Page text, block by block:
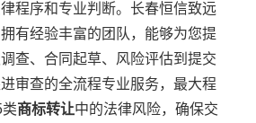
程序和专业判断。长春恒信致远
有经验丰富的团队，能够为您提
查、合同起草、风险评估到提交
审查的全流程专业服务，最大程
商标转让中的法律风险，确保交